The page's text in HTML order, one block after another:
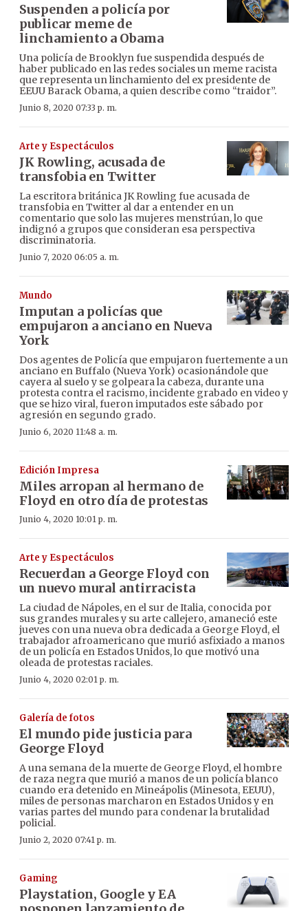
Suspenden a policía por
publicar meme de
linchamiento a Obama
Una policía de Brooklyn fue suspendida después de
haber publicado en las redes sociales un meme racista
que representa un linchamiento del ex presidente de
EEUU Barack Obama, a quien describe como “traidor”.
Junio 8, 2020 07:33 p. m.
Arte y Espectáculos
JK Rowling, acusada de
transfobia en Twitter
La escritora británica JK Rowling fue acusada de
transfobia en Twitter al dar a entender en un
comentario que solo las mujeres menstrúan, lo que
indignó a grupos que consideran esa perspectiva
discriminatoria.
Junio 7, 2020 06:05 a. m.
Mundo
Imputan a policías que
empujaron a anciano en Nueva
York
Dos agentes de Policía que empujaron fuertemente a un
anciano en Buffalo (Nueva York) ocasionándole que
cayera al suelo y se golpeara la cabeza, durante una
protesta contra el racismo, incidente grabado en video y
que se hizo viral, fueron imputados este sábado por
agresión en segundo grado.
Junio 6, 2020 11:48 a. m.
Edición Impresa
Miles arropan al hermano de
Floyd en otro día de protestas
Junio 4, 2020 10:01 p. m.
Arte y Espectáculos
Recuerdan a George Floyd con
un nuevo mural antirracista
La ciudad de Nápoles, en el sur de Italia, conocida por
sus grandes murales y su arte callejero, amaneció este
jueves con una nueva obra dedicada a George Floyd, el
trabajador afroamericano que murió asfixiado a manos
de un policía en Estados Unidos, lo que motivó una
oleada de protestas raciales.
Junio 4, 2020 02:01 p. m.
Galería de fotos
El mundo pide justicia para
George Floyd
A una semana de la muerte de George Floyd, el hombre
de raza negra que murió a manos de un policía blanco
cuando era detenido en Mineápolis (Minesota, EEUU),
miles de personas marcharon en Estados Unidos y en
varias partes del mundo para condenar la brutalidad
policial.
Junio 2, 2020 07:41 p. m.
Gaming
Playstation, Google y EA